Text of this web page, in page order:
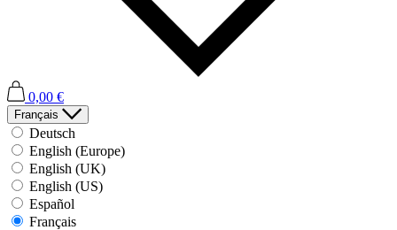
0,00 €
Français
Deutsch
English (Europe)
English (UK)
English (US)
Español
Français